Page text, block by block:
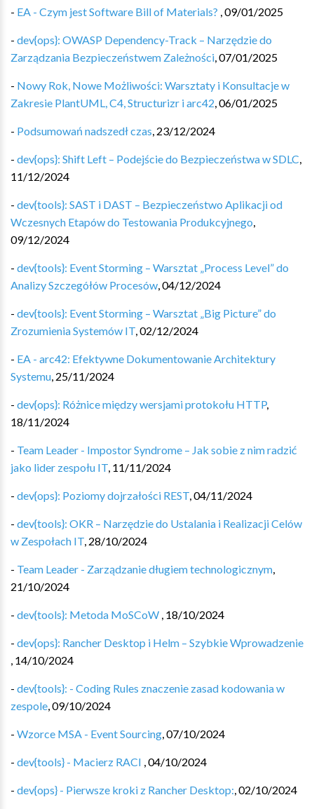
- EA - Czym jest Software Bill of Materials? ,09/01/2025
- dev{ops}: OWASP Dependency-Track – Narzędzie do
Zarządzania Bezpieczeństwem Zależności,07/01/2025
- Nowy Rok, Nowe Możliwości: Warsztaty i Konsultacje w
Zakresie PlantUML, C4, Structurizr i arc42,06/01/2025
- Podsumowań nadszedł czas, 23/12/2024
- dev{ops}: Shift Left – Podejście do Bezpieczeństwa w SDLC,
11/12/2024
- dev{tools}: SAST i DAST – Bezpieczeństwo Aplikacji od
Wczesnych Etapów do Testowania Produkcyjnego,
09/12/2024
- dev{tools}: Event Storming – Warsztat „Process Level” do
Analizy Szczegółów Procesów,04/12/2024
- dev{tools}: Event Storming – Warsztat „Big Picture” do
Zrozumienia Systemów IT,02/12/2024
- EA - arc42: Efektywne Dokumentowanie Architektury
Systemu, 25/11/2024
- dev{ops}: Różnice między wersjami protokołu HTTP,
18/11/2024
- Team Leader - Impostor Syndrome – Jak sobie z nim radzić
jako lider zespołu IT, 11/11/2024
- dev{ops}: Poziomy dojrzałości REST,04/11/2024
- dev{tools}: OKR – Narzędzie do Ustalania i Realizacji Celów
w Zespołach IT, 28/10/2024
- Team Leader - Zarządzanie długiem technologicznym,
21/10/2024
- dev{tools}: Metoda MoSCoW , 18/10/2024
- dev{ops}: Rancher Desktop i Helm – Szybkie Wprowadzenie
, 14/10/2024
- dev{tools}: - Coding Rules znaczenie zasad kodowania w
zespole,09/10/2024
- Wzorce MSA - Event Sourcing,07/10/2024
- dev{tools} - Macierz RACI ,04/10/2024
- dev{ops} - Pierwsze kroki z Rancher Desktop:,02/10/2024